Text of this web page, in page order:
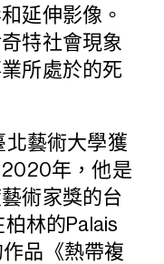
延伸影像。
特社會現象
所處於的死
北藝術大學獲
年，他是
術家獎的台
林的Palais
品《熱帶複